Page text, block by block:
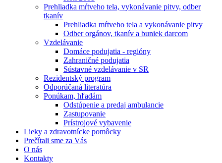
Prehliadka mŕtveho tela, vykonávanie pitvy, odber
tkanív
Prehliadka mŕtveho tela a vykonávanie pitvy
Odber orgánov, tkanív a buniek darcom
Vzdelávanie
Domáce podujatia - regióny
Zahraničné podujatia
Sústavné vzdelávanie v SR
Rezidentský program
Odporúčaná literatúra
Ponúkam, hľadám
Odstúpenie a predaj ambulancie
Zastupovanie
Prístrojové vybavenie
Lieky a zdravotnícke pomôcky
Prečítali sme za Vás
O nás
Kontakty